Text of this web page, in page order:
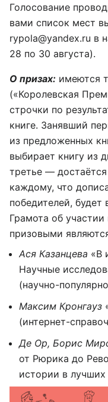
Голосование
вами список мест
rypola@yandex.ru в
28 по 30 августа).
О призах: имеются
(«Королевская
строчки по
книге. Занявший
из предложенных
выбирает книгу из
третье —
каждому, что
победителей, будет
Грамота об
призовыми
Ася Казанцева «В
Научные
(научно-
Максим Кронгауз
(интернет-
Де Ор, Борис
от Рюрика до
истории в лучших